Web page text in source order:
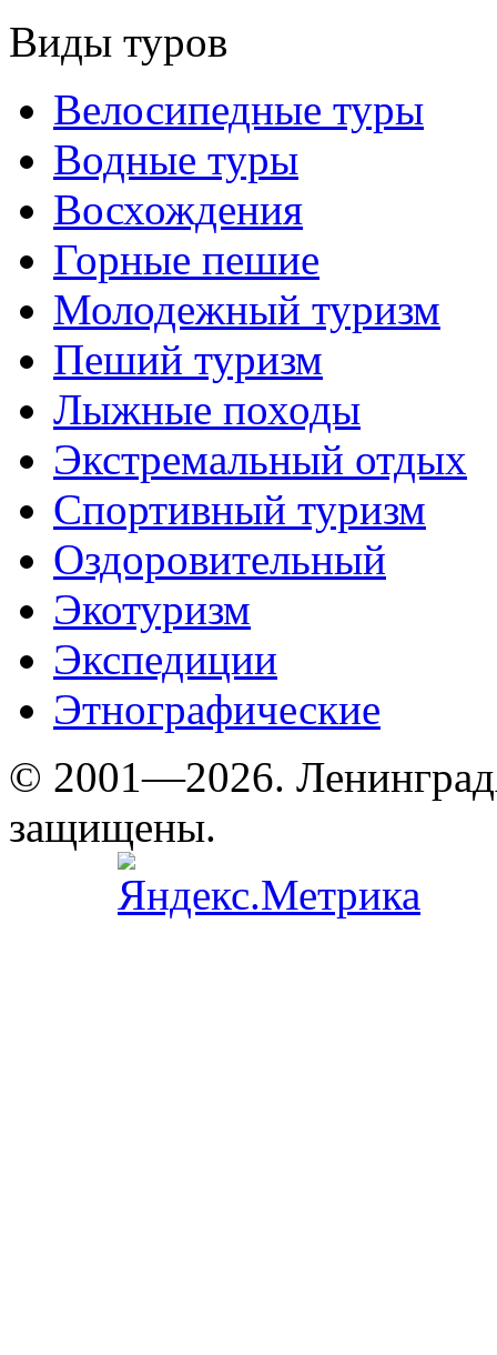
Виды туров
Велосипедные туры
Водные туры
Восхождения
Горные пешие
Молодежный туризм
Пеший туризм
Лыжные походы
Экстремальный отдых
Спортивный туризм
Оздоровительный
Экотуризм
Экспедиции
Этнографические
© 2001—2026.
защищены.